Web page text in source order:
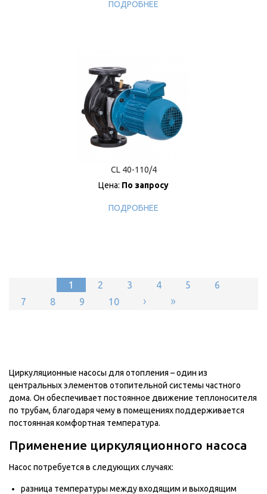
ПОДРОБНЕЕ
CL 40-110/4
Цена: По запросу
ПОДРОБНЕЕ
1 2 3 4 5
6
7
8 9 10 › »
Циркуляционные насосы для отопления – один из
центральных элементов отопительной системы частного
дома. Он обеспечивает постоянное движение теплоносителя
по трубам, благодаря чему в помещениях поддерживается
постоянная комфортная температура.
Применение циркуляционного насоса
Насос потребуется в следующих случаях:
разница температуры между входящим и выходящим